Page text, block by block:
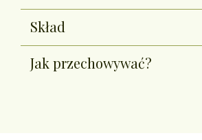
Skład
Jak przechowywać?